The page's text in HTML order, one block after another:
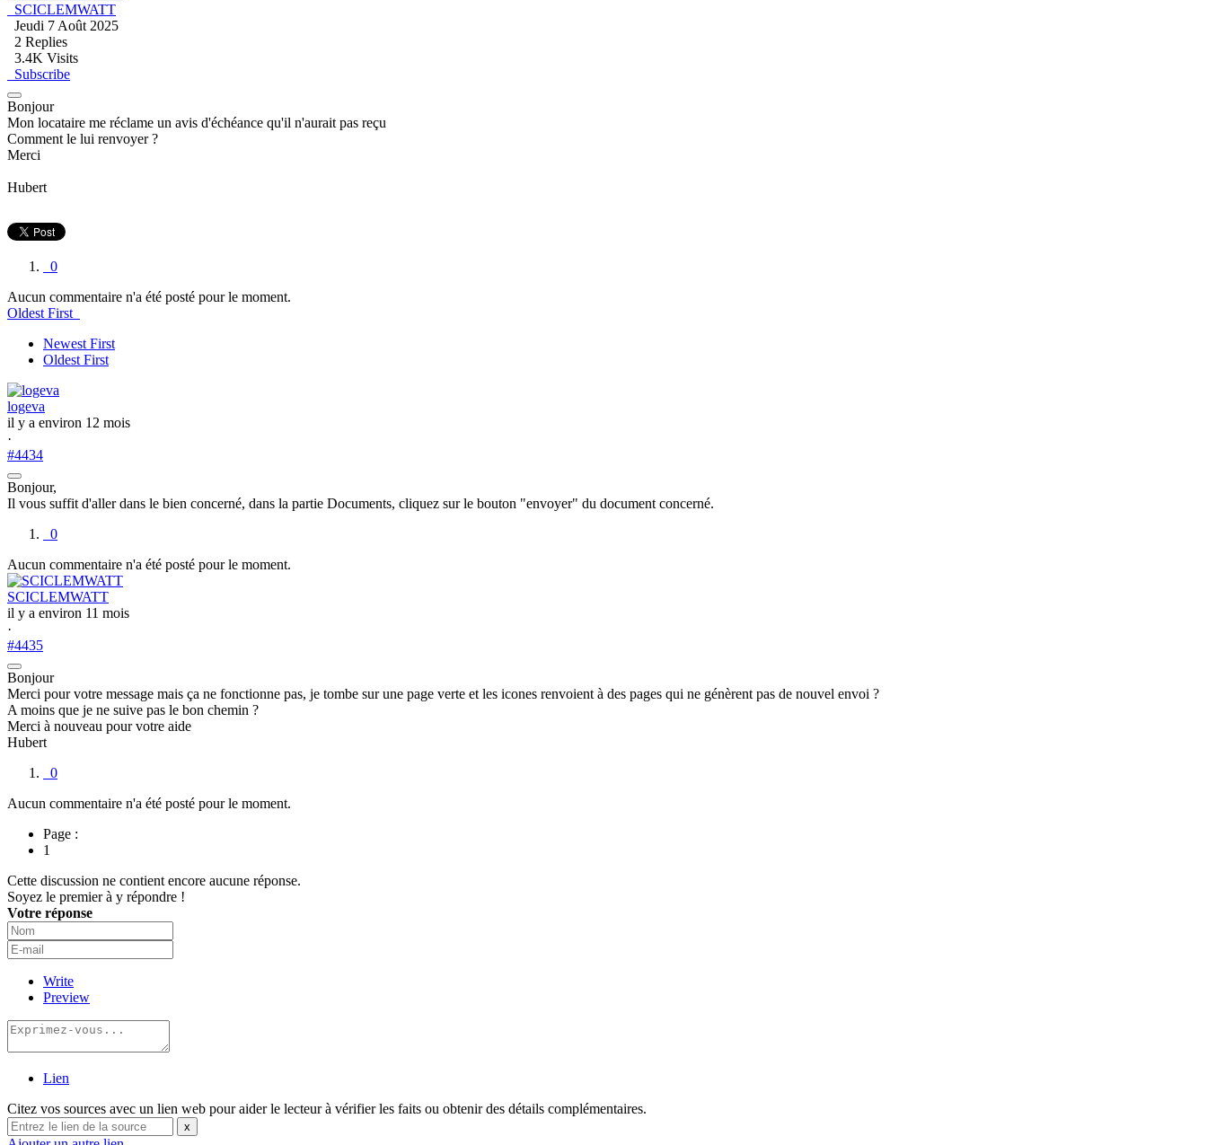
SCICLEMWATT
Jeudi 7 Août 2025
2 Replies
3.4K Visits
Subscribe
Bonjour
Mon locataire me réclame un avis d'échéance qu'il n'aurait pas reçu
Comment le lui renvoyer ?
Merci
Hubert
0
Aucun commentaire n'a été posté pour le moment.
Oldest First
Newest First
Oldest First
logeva
il y a environ 12 mois
·
#4434
Bonjour,
Il vous suffit d'aller dans le bien concerné, dans la partie Documents, cliquez sur le bouton "envoyer" du document concerné.
0
Aucun commentaire n'a été posté pour le moment.
SCICLEMWATT
il y a environ 11 mois
·
#4435
Bonjour
Merci pour votre message mais ça ne fonctionne pas, je tombe sur une page verte et les icones renvoient à des pages qui ne génèrent pas de nouvel envoi ?
A moins que je ne suive pas le bon chemin ?
Merci à nouveau pour votre aide
Hubert
0
Aucun commentaire n'a été posté pour le moment.
Page :
1
Cette discussion ne contient encore aucune réponse.
Soyez le premier à y répondre !
Votre réponse
Write
Preview
Lien
Citez vos sources avec un lien web pour aider le lecteur à vérifier les faits ou obtenir des détails complémentaires.
x